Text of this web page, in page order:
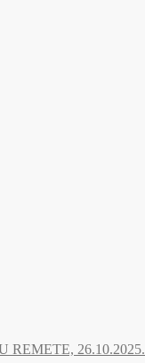
REMETE, 26.10.2025.